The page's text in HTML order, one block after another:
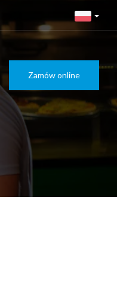
Zamów online